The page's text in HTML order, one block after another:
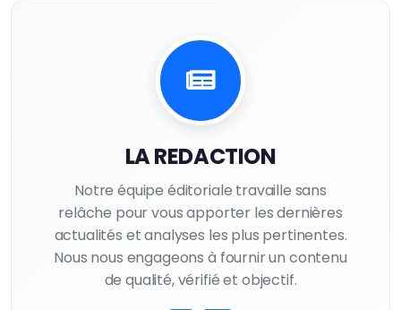
LA REDACTION
Notre équipe éditoriale travaille sans
relâche pour vous apporter les dernières
actualités et analyses les plus pertinentes.
Nous nous engageons à fournir un contenu
de qualité, vérifié et objectif.